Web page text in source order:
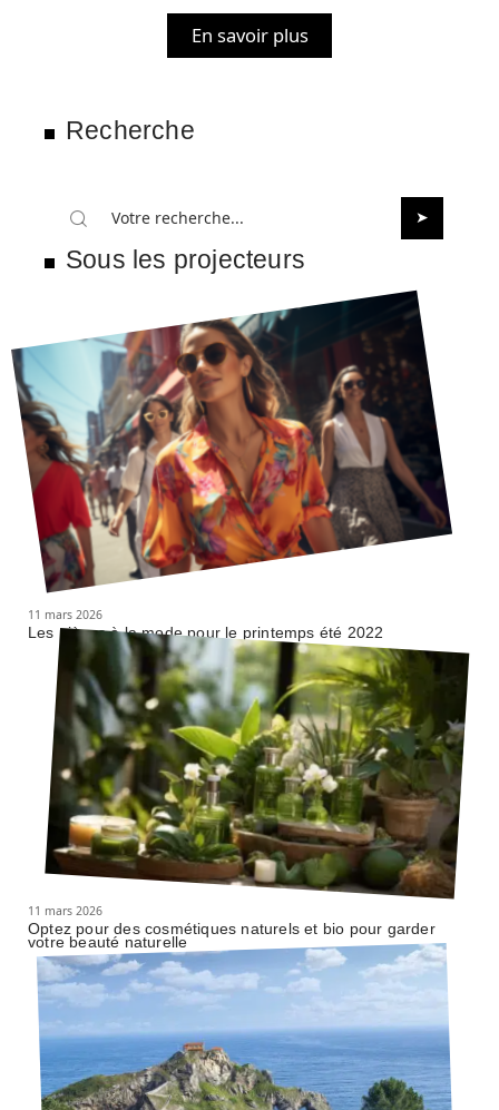
En savoir plus
Recherche
Sous les projecteurs
11 mars 2026
Les pièces à la mode pour le printemps été 2022
11 mars 2026
Optez pour des cosmétiques naturels et bio pour garder
votre beauté naturelle